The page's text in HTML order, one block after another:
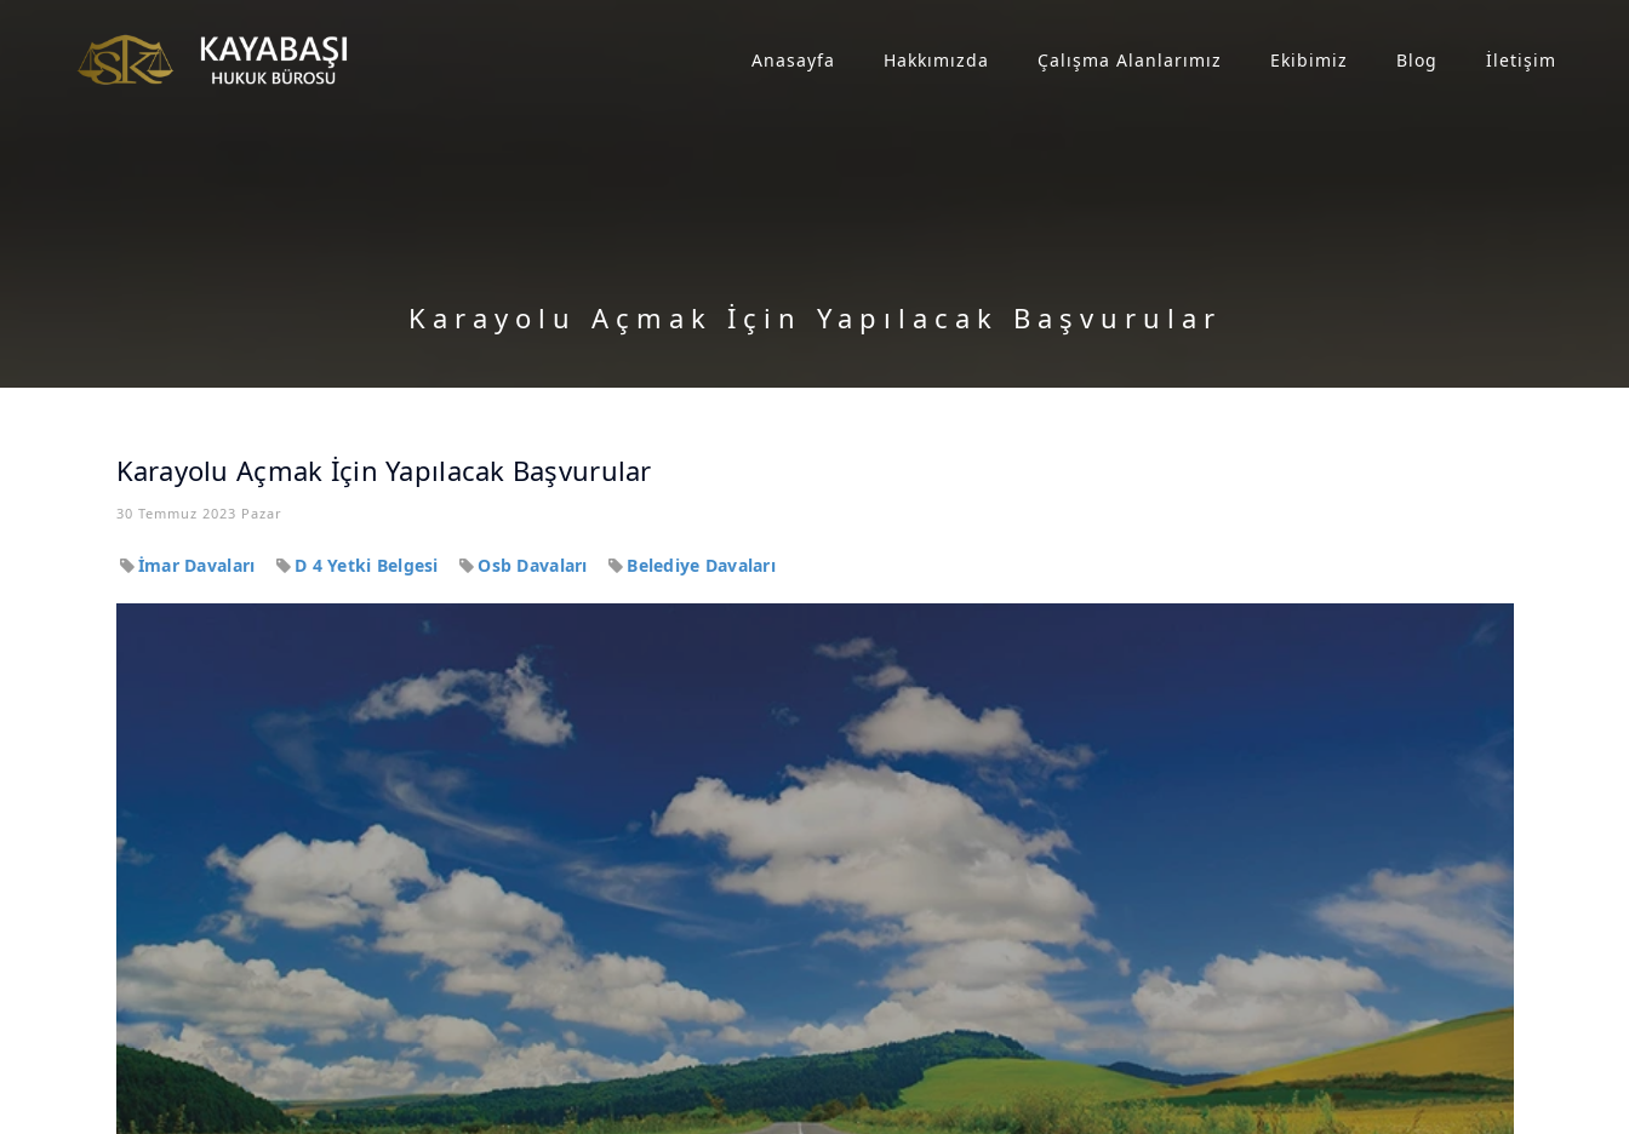
Anasayfa Hakkımızda Çalışma Alanlarımız Ekibimiz Blog İletişim
Karayolu Açmak İçin Yapılacak Başvurular
Karayolu Açmak İçin Yapılacak Başvurular
30 Temmuz 2023 Pazar
İmar Davaları D 4 Yetki Belgesi Osb Davaları Belediye Davaları